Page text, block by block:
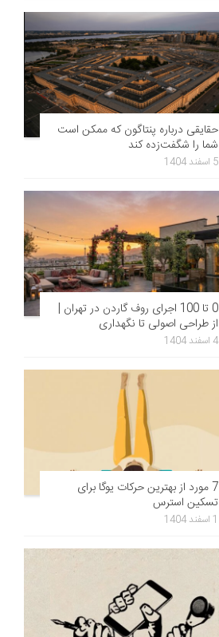
حقایقی درباره پنتاگون که ممکن است
شما را شگفت‌زده کند
5 اسفند 1404
0 تا 100 اجرای روف گاردن در تهران |
از طراحی اصولی تا نگهداری
4 اسفند 1404
7 مورد از بهترین حرکات یوگا برای
تسکین استرس
1 اسفند 1404